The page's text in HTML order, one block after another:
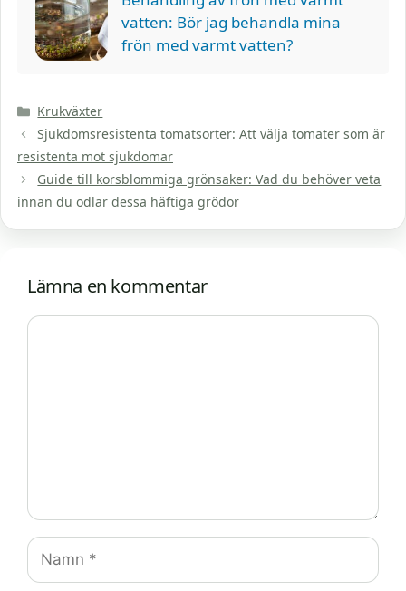
vatten: Bör jag behandla mina
frön med varmt vatten?
Kategorier
Krukväxter
Sjukdomsresistenta tomatsorter: Att välja tomater som är
resistenta mot sjukdomar
Guide till korsblommiga grönsaker: Vad du behöver veta
innan du odlar dessa häftiga grödor
Lämna en kommentar
Kommentar
Namn